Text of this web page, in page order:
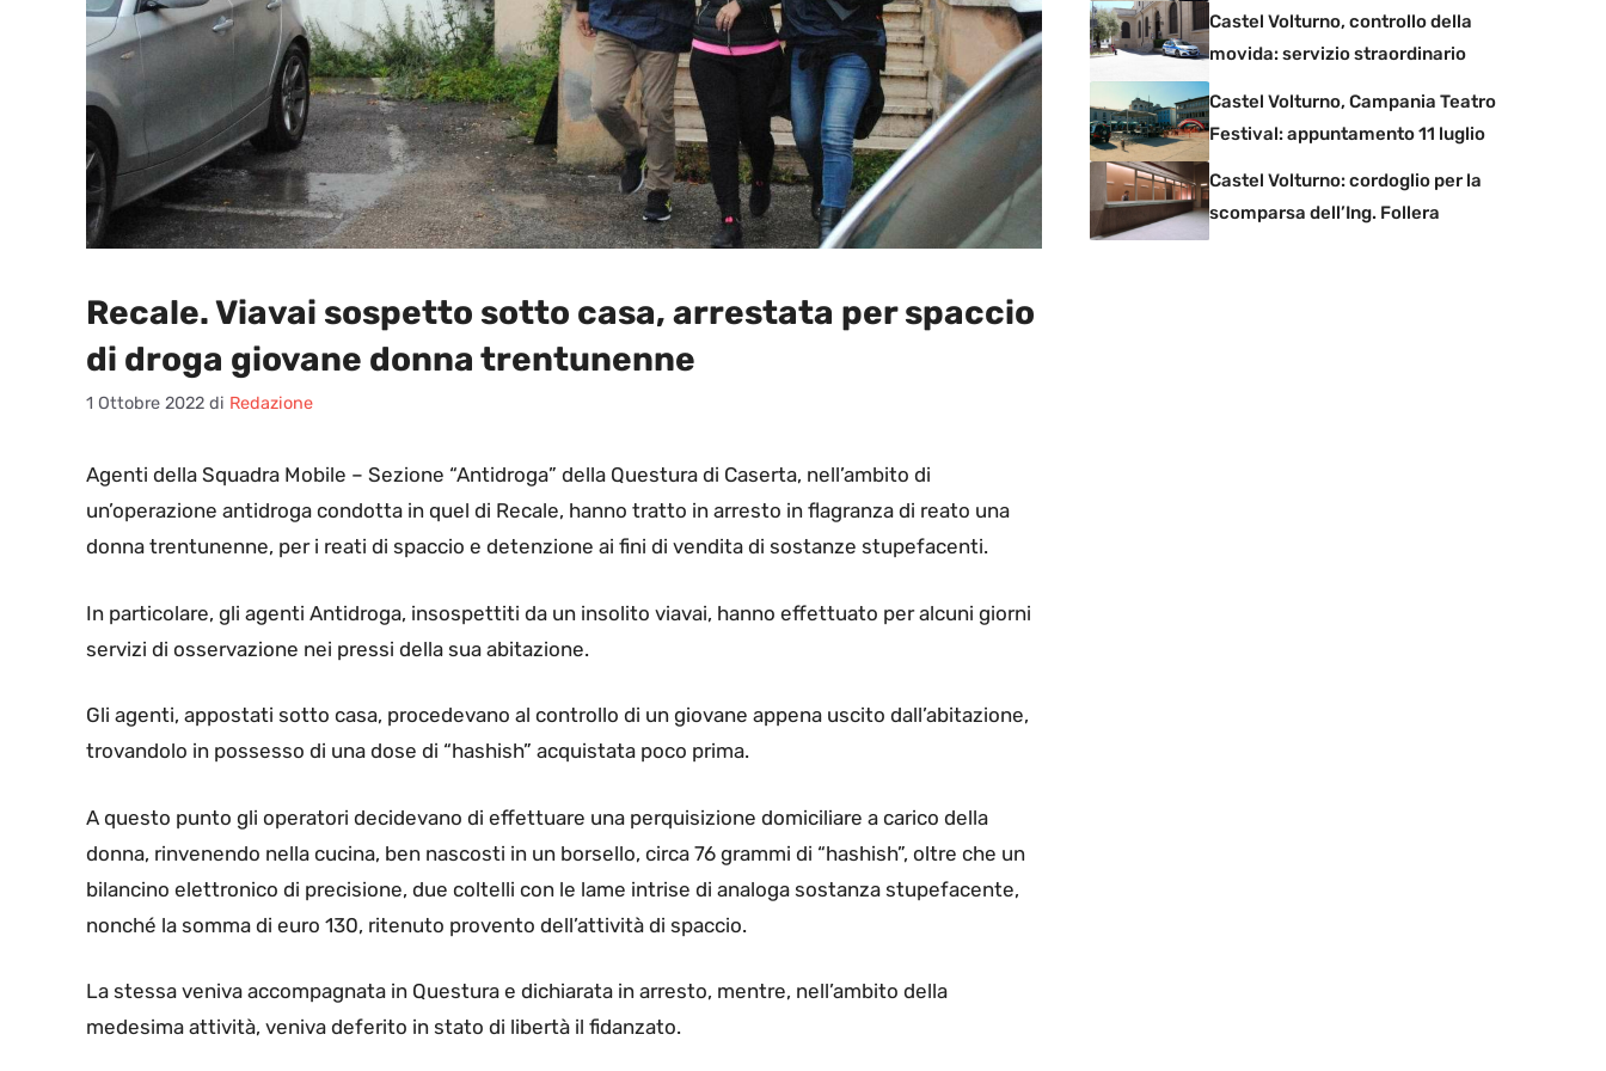
Recale. Viavai sospetto sotto casa, arrestata per spaccio
di droga giovane donna trentunenne
1 Ottobre 2022 di Redazione
Agenti della Squadra Mobile – Sezione “Antidroga” della Questura di Caserta, nell’ambito di
un’operazione antidroga condotta in quel di Recale, hanno tratto in arresto in flagranza di reato una
donna trentunenne, per i reati di spaccio e detenzione ai fini di vendita di sostanze stupefacenti.
In particolare, gli agenti Antidroga, insospettiti da un insolito viavai, hanno effettuato per alcuni giorni
servizi di osservazione nei pressi della sua abitazione.
Gli agenti, appostati sotto casa, procedevano al controllo di un giovane appena uscito dall’abitazione,
trovandolo in possesso di una dose di “hashish” acquistata poco prima.
A questo punto gli operatori decidevano di effettuare una perquisizione domiciliare a carico della
donna, rinvenendo nella cucina, ben nascosti in un borsello, circa 76 grammi di “hashish”, oltre che un
bilancino elettronico di precisione, due coltelli con le lame intrise di analoga sostanza stupefacente,
nonché la somma di euro 130, ritenuto provento dell’attività di spaccio.
La stessa veniva accompagnata in Questura e dichiarata in arresto, mentre, nell’ambito della
medesima attività, veniva deferito in stato di libertà il fidanzato.
Castel Volturno, controllo della
movida: servizio straordinario
Castel Volturno, Campania Teatro
Festival: appuntamento 11 luglio
Castel Volturno: cordoglio per la
scomparsa dell’Ing. Follera